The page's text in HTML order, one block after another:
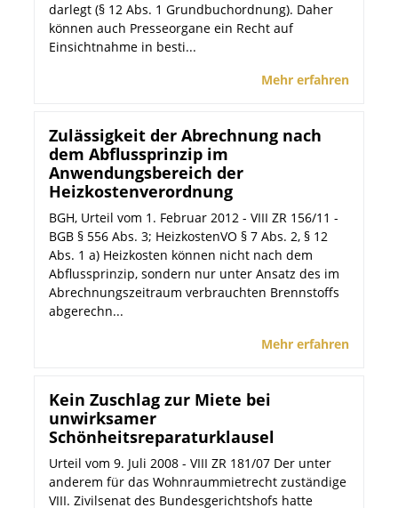
darlegt (§ 12 Abs. 1 Grundbuchordnung). Daher
können auch Presseorgane ein Recht auf
Einsichtnahme in besti...
Mehr erfahren
Zulässigkeit der Abrechnung nach
dem Abflussprinzip im
Anwendungsbereich der
Heizkostenverordnung
BGH, Urteil vom 1. Februar 2012 - VIII ZR 156/11 -
BGB § 556 Abs. 3; HeizkostenVO § 7 Abs. 2, § 12
Abs. 1 a) Heizkosten können nicht nach dem
Abflussprinzip, sondern nur unter Ansatz des im
Abrechnungszeitraum verbrauchten Brennstoffs
abgerechn...
Mehr erfahren
Kein Zuschlag zur Miete bei
unwirksamer
Schönheitsreparaturklausel
Urteil vom 9. Juli 2008 - VIII ZR 181/07 Der unter
anderem für das Wohnraummietrecht zuständige
VIII. Zivilsenat des Bundesgerichtshofs hatte